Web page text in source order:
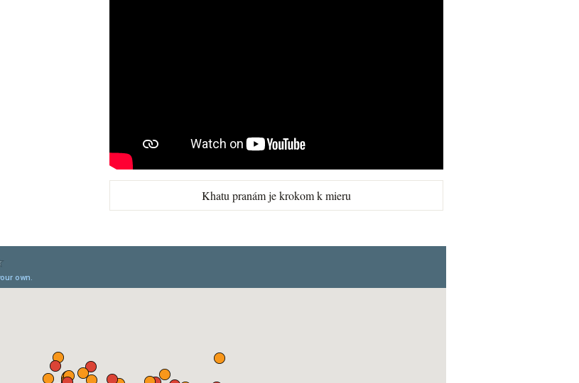
Khatu pranám je krokom k mieru